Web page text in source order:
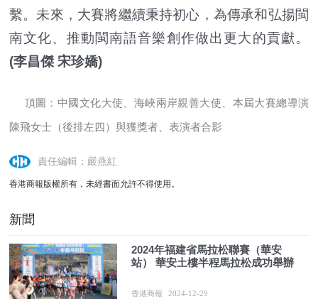
繫。未來，大賽將繼續秉持初心，為傳承和弘揚閩
南文化、推動閩南語音樂創作做出更大的貢獻。
(李昌傑 宋珍嬌)
頂圖：中國文化大使、海峽兩岸親善大使、本屆大賽總導演
陳飛女士（後排左四）與獲獎者、表演者合影
責任編輯：嚴燕紅
香港商報版權所有，未經書面允許不得使用。
新聞
2024年福建省馬拉松聯賽（華安
站） 華安土樓半程馬拉松成功舉辦
香港商報 2024-12-29